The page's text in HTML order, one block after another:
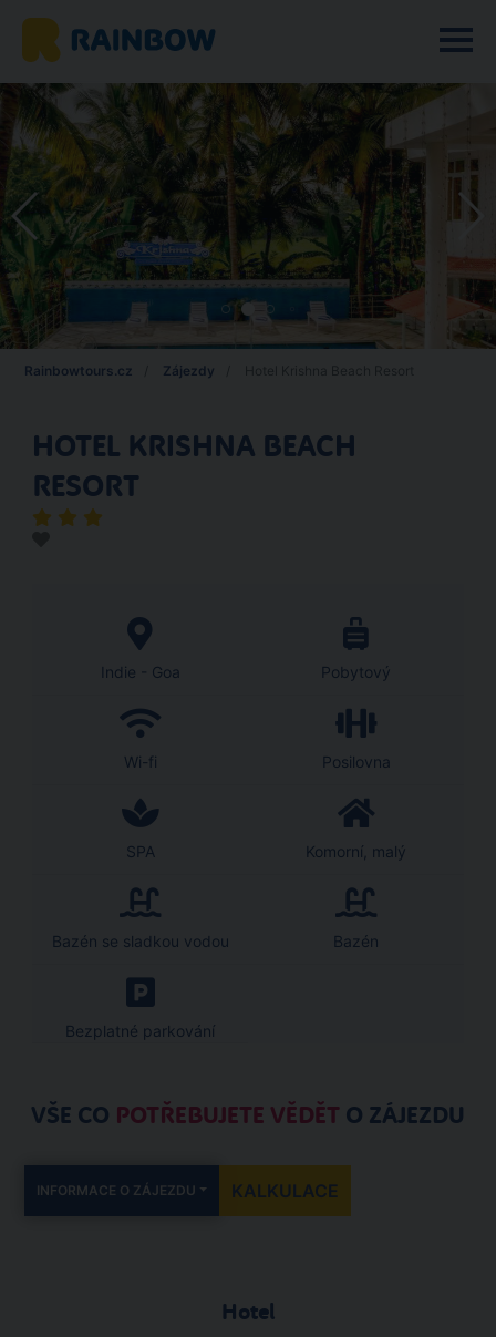
Rainbowtours.cz Zájezdy
HOTEL KRISHNA BEACH
RESORT
Indie - Goa Pobytový
Wi-fi Posilovna
SPA Komorní, malý
Bazén se sladkou vodou Bazén
Bezplatné parkování
VŠE CO POTŘEBUJETE VĚDĚT O ZÁJEZDU
INFORMACE O ZÁJEZDU KALKULACE
Hotel